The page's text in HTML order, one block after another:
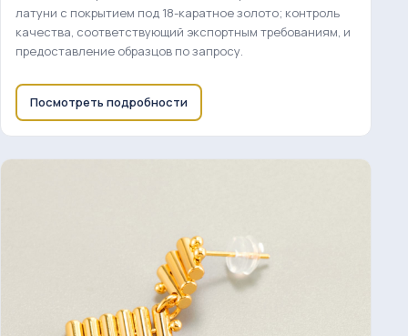
латуни с покрытием под 18-каратное золото; контроль
качества, соответствующий экспортным требованиям, и
предоставление образцов по запросу.
Посмотреть подробности